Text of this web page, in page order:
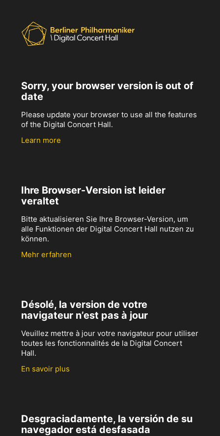
Sorry, your browser version is out of
date
Please update your browser to use all the features
of the Digital Concert Hall.
Learn more
Ihre Browser-Version ist leider
veraltet
Bitte aktualisieren Sie Ihre Browser-Version, um
alle Funktionen der Digital Concert Hall nutzen zu
können.
Mehr erfahren
Désolé, la version de votre
navigateur n’est pas à jour
Veuillez mettre à jour votre navigateur pour utiliser
toutes les fonctionnalités de la Digital Concert
Hall.
En savoir plus
Desgraciadamente, la versión de su
navegador está desfasada